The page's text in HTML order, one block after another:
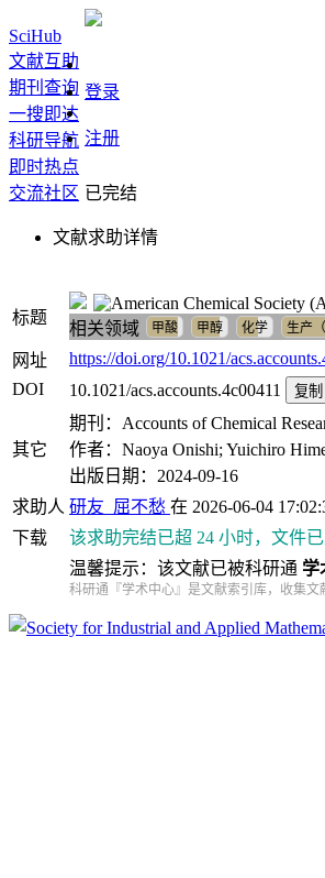
SciHub
文献互助
期刊查询
一搜即达
科研导航
即时热点
交流社区
登录
注册
已完结
文献求助详情
标题
相关领域
甲酸 甲醇 化学 生产
网址
https://doi.org/10.1021/
DOI
10.1021/acs.accounts.4c00411 复制
其它
期刊：Accounts of Chemical
作者：Naoya Onishi; Yuichiro
出版日期：2024-09-16
求助人 研友_屈不愁 在 2026-06-04
下载
该求助完结已超 24 小时，文件
温馨提示：该文献已被科研通 学
科研通『学术中心』是文献索引库，收集